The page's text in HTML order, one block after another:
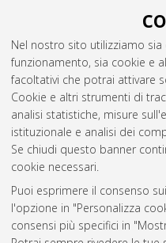
Nel nostro sito utilizziamo
funzionamento, sia cookie e
facoltativi che potrai attivare
Cookie e altri strumenti di
analisi statistiche, misure
istituzionale e analisi dei
Se chiudi questo banner
cookie necessari.
Puoi esprimere il consenso
l'opzione in "Personalizza
consensi più specifici in
(2009)
,
Studiorum Università di
Ematologia clinica e
DOI 10.6092/unibo/
Questa lista e' stata
Atom
Rss 1.0
Rss 2.0